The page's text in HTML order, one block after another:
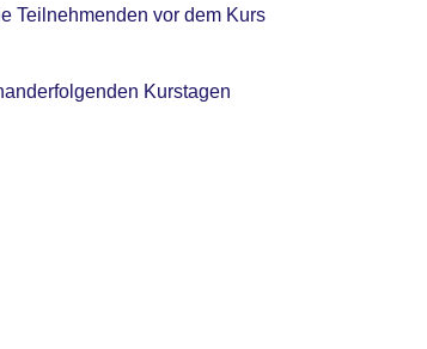
Teilnehmenden vor dem Kurs
Kurstagen